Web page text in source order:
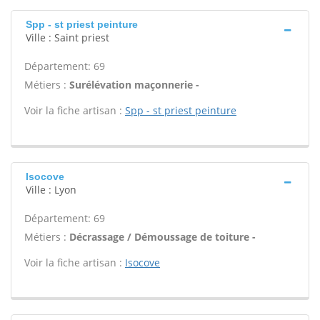
Spp - st priest peinture
Ville : Saint priest
Département: 69
Métiers : Surélévation maçonnerie -
Voir la fiche artisan : Spp - st priest peinture
Isocove
Ville : Lyon
Département: 69
Métiers : Décrassage / Démoussage de toiture -
Voir la fiche artisan : Isocove